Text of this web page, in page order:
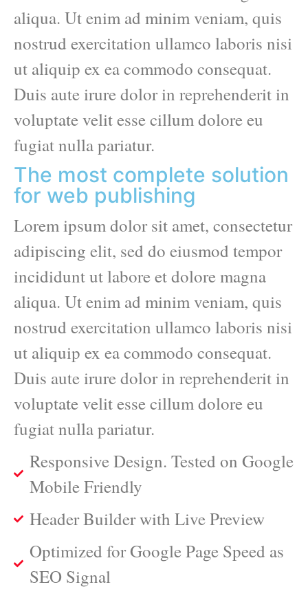
aliqua. Ut enim ad minim veniam, quis
nostrud exercitation ullamco laboris nisi
ut aliquip ex ea commodo consequat.
Duis aute irure dolor in reprehenderit in
voluptate velit esse cillum dolore eu
fugiat nulla pariatur.
The most complete solution
for web publishing
Lorem ipsum dolor sit amet, consectetur
adipiscing elit, sed do eiusmod tempor
incididunt ut labore et dolore magna
aliqua. Ut enim ad minim veniam, quis
nostrud exercitation ullamco laboris nisi
ut aliquip ex ea commodo consequat.
Duis aute irure dolor in reprehenderit in
voluptate velit esse cillum dolore eu
fugiat nulla pariatur.
Responsive Design. Tested on Google
Mobile Friendly
Header Builder with Live Preview
Optimized for Google Page Speed as
SEO Signal